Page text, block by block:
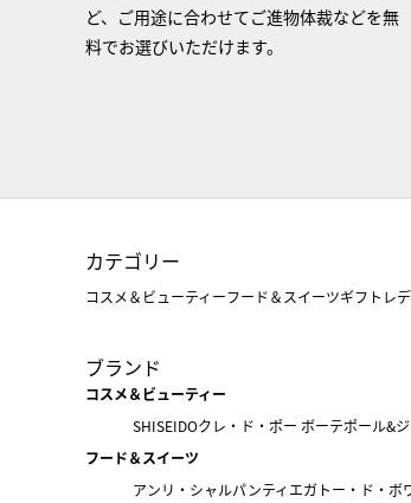
ど、ご用途に合わせてご進物体裁などを無
料でお選びいただけます。
カテゴリー
コスメ＆ビューティーフード＆スイーツギフト レ
ブランド
コスメ＆ビューティー
SHISEIDOクレ・ド・ポー ボーテポール&
フード＆スイーツ
アンリ・シャルパンティエガトー・ド・ボ